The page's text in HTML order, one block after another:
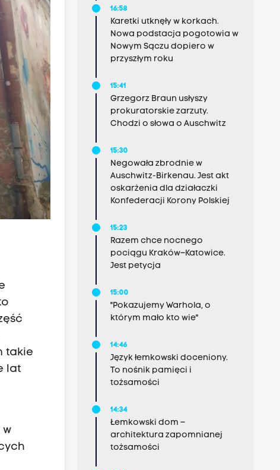
takie
lat
w
16:58
Karetki utknęły w korkach.
Nowa podstacja pogotowia w
Nowym Sączu dopiero w
przyszłym roku
15:41
Grzegorz Braun usłyszy
prokuratorskie zarzuty.
Chodzi o słowa o Auschwitz
15:30
Negowała zbrodnie w
Auschwitz-Birkenau. Jest akt
oskarżenia dla działaczki
Konfederacji Korony Polskiej
15:23
Razem chce nocnego
pociągu Kraków–Katowice.
Jest petycja
15:00
"Pokazujemy Warhola, o
którym mało kto wie"
14:46
Język łemkowski doceniony.
To nośnik pamięci i
tożsamości
14:34
Łemkowski dom –
architektura zapomnianej
tożsamości